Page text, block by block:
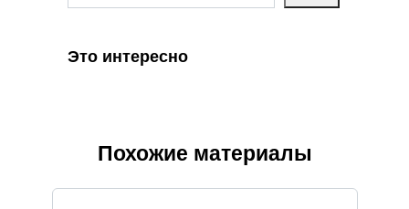
Это интересно
Похожие материалы